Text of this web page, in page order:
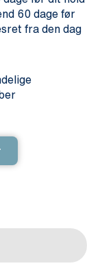
60 dage før
fra den dag